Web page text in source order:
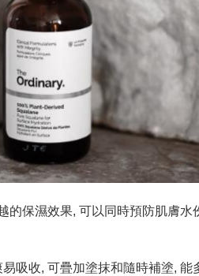
的保濕效果, 可以同時預防肌膚
吸收, 可疊加塗抹和隨時補塗, 能